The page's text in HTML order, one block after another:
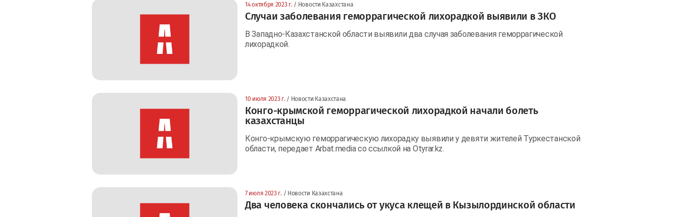
14 октября 2023 г. / Новости Казахстана
Случаи заболевания геморрагической лихорадкой выявили в ЗКО
В Западно-Казахстанской области выявили два случая заболевания геморрагической
лихорадкой.
10 июля 2023 г. / Новости Казахстана
Конго-крымской геморрагической лихорадкой начали болеть
казахстанцы
Конго-крымскую геморрагическую лихорадку выявили у девяти жителей Туркестанской
области, передает Arbat.media со ссылкой на Otyrar.kz.
7 июля 2023 г. / Новости Казахстана
Два человека скончались от укуса клещей в Кызылординской области